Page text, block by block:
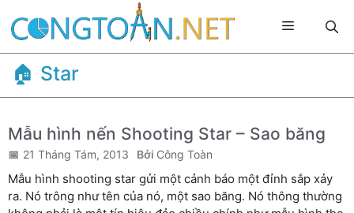
đến
dung
Menu
Star
Mẫu hình nến Shooting Star – Sao băng
21 Tháng Tám, 2013 Công Toàn
Mẫu hình shooting star gửi một cảnh báo một đỉnh sắp xảy
ra. Nó trông như tên của nó, một sao băng. Nó thông thường